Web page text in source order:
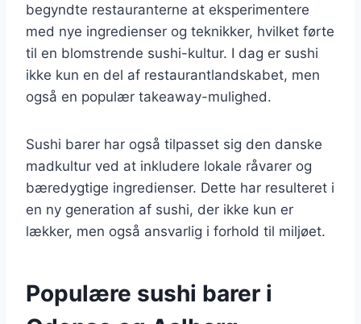
begyndte restauranterne at eksperimentere
med nye ingredienser og teknikker, hvilket førte
til en blomstrende sushi-kultur. I dag er sushi
ikke kun en del af restaurantlandskabet, men
også en populær takeaway-mulighed.
Sushi barer har også tilpasset sig den danske
madkultur ved at inkludere lokale råvarer og
bæredygtige ingredienser. Dette har resulteret i
en ny generation af sushi, der ikke kun er
lækker, men også ansvarlig i forhold til miljøet.
Populære sushi barer i